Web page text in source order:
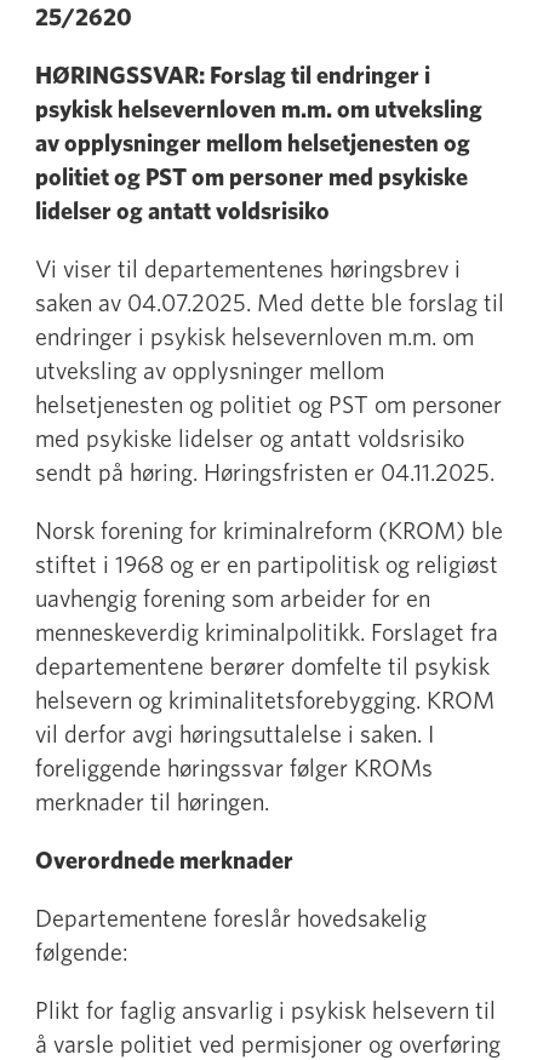
25/2620
HØRINGSSVAR: Forslag til endringer i
psykisk helsevernloven m.m. om utveksling
av opplysninger mellom helsetjenesten og
politiet og PST om personer med psykiske
lidelser og antatt voldsrisiko
Vi viser til departementenes høringsbrev i
saken av 04.07.2025. Med dette ble forslag til
endringer i psykisk helsevernloven m.m. om
utveksling av opplysninger mellom
helsetjenesten og politiet og PST om personer
med psykiske lidelser og antatt voldsrisiko
sendt på høring. Høringsfristen er 04.11.2025.
Norsk forening for kriminalreform (KROM) ble
stiftet i 1968 og er en partipolitisk og religiøst
uavhengig forening som arbeider for en
menneskeverdig kriminalpolitikk. Forslaget fra
departementene berører domfelte til psykisk
helsevern og kriminalitetsforebygging. KROM
vil derfor avgi høringsuttalelse i saken. I
foreliggende høringssvar følger KROMs
merknader til høringen.
Overordnede merknader
Departementene foreslår hovedsakelig
følgende:
Plikt for faglig ansvarlig i psykisk helsevern til
å varsle politiet ved permisjoner og overføring